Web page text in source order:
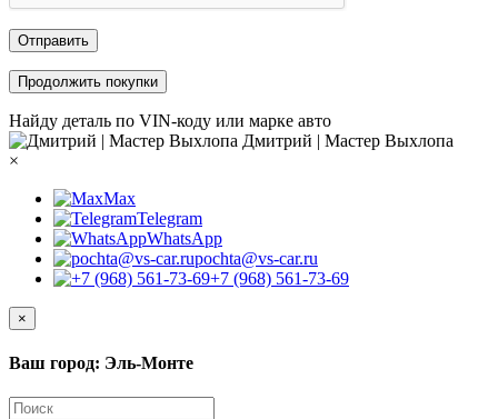
Отправить
Продолжить покупки
Найду деталь по VIN-коду или марке авто
Дмитрий | Мастер Выхлопа
×
Max
Telegram
WhatsApp
pochta@vs-car.ru
+7 (968) 561-73-69
×
Ваш город: Эль-Монте